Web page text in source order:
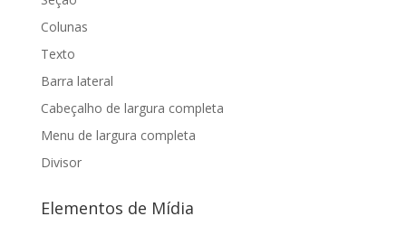
Colunas
Texto
Barra lateral
Cabeçalho de largura completa
Menu de largura completa
Divisor
Elementos de Mídia